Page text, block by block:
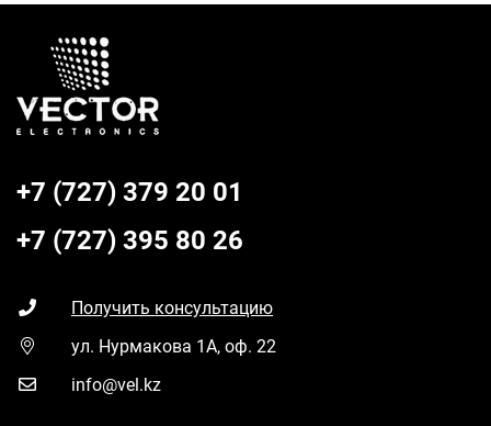
+7 (727) 379 20 01
+7 (727) 395 80 26
Получить консультацию
ул. Нурмакова 1А, оф. 22
info@vel.kz